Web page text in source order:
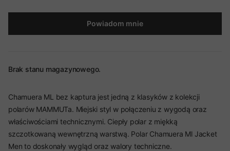
Powiadom mnie
Brak stanu magazynowego.
Chamuera ML bez kaptura jest jedną z klasyków z kolekcji
polarów MAMMUTa. Miejski styl w połączeniu z wygodą oraz
właściwościami technicznymi. Ciepły polar z miękką
szczotkowaną wewnętrzną warstwą. Polar Chamuera Ml Jacket
Men to doskonały wygląd oraz walory techniczne.